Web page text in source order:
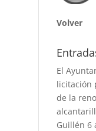
Volver
El
licitación
de la
Guillén 6